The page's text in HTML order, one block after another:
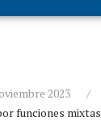
2023
funciones mixtas